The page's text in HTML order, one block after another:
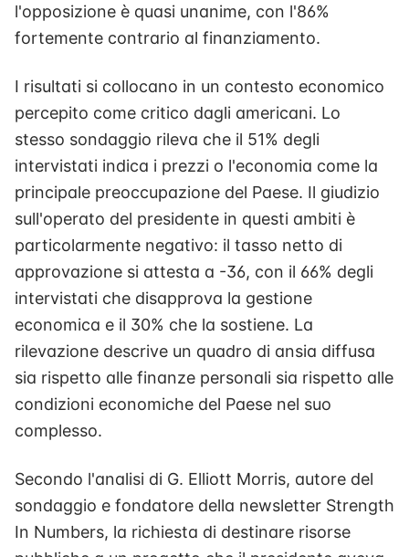
l'opposizione è quasi unanime, con l'86%
fortemente contrario al finanziamento.
I risultati si collocano in un contesto economico
percepito come critico dagli americani. Lo
stesso sondaggio rileva che il 51% degli
intervistati indica i prezzi o l'economia come la
principale preoccupazione del Paese. Il giudizio
sull'operato del presidente in questi ambiti è
particolarmente negativo: il tasso netto di
approvazione si attesta a -36, con il 66% degli
intervistati che disapprova la gestione
economica e il 30% che la sostiene. La
rilevazione descrive un quadro di ansia diffusa
sia rispetto alle finanze personali sia rispetto alle
condizioni economiche del Paese nel suo
complesso.
Secondo l'analisi di G. Elliott Morris, autore del
sondaggio e fondatore della newsletter Strength
In Numbers, la richiesta di destinare risorse